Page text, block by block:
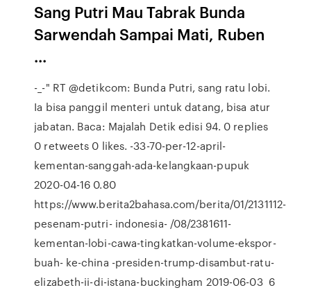
Sang Putri Mau Tabrak Bunda
Sarwendah Sampai Mati, Ruben
...
-_-" RT @detikcom: Bunda Putri, sang ratu lobi.
Ia bisa panggil menteri untuk datang, bisa atur
jabatan. Baca: Majalah Detik edisi 94. 0 replies
0 retweets 0 likes. -33-70-per-12-april-
kementan-sanggah-ada-kelangkaan-pupuk
2020-04-16 0.80
https://www.berita2bahasa.com/berita/01/2131112-
pesenam-putri- indonesia- /08/2381611-
kementan-lobi-cawa-tingkatkan-volume-ekspor-
buah- ke-china -presiden-trump-disambut-ratu-
elizabeth-ii-di-istana-buckingham 2019-06-03 6